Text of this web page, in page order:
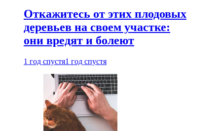
Откажитесь от этих плодовых
деревьев на своем участке:
они вредят и болеют
1 год спустя1 год спустя